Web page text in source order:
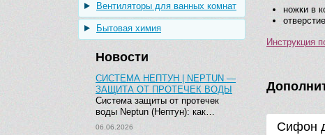
Вентиляторы для ванных комнат
Бытовая химия
Новости
СИСТЕМА НЕПТУН | NEPTUN —
ЗАЩИТА ОТ ПРОТЕЧЕК ВОДЫ
Система защиты от протечек
воды Neptun (Нептун): как…
06.06.2026
ножки в
Инструкция
Сифон